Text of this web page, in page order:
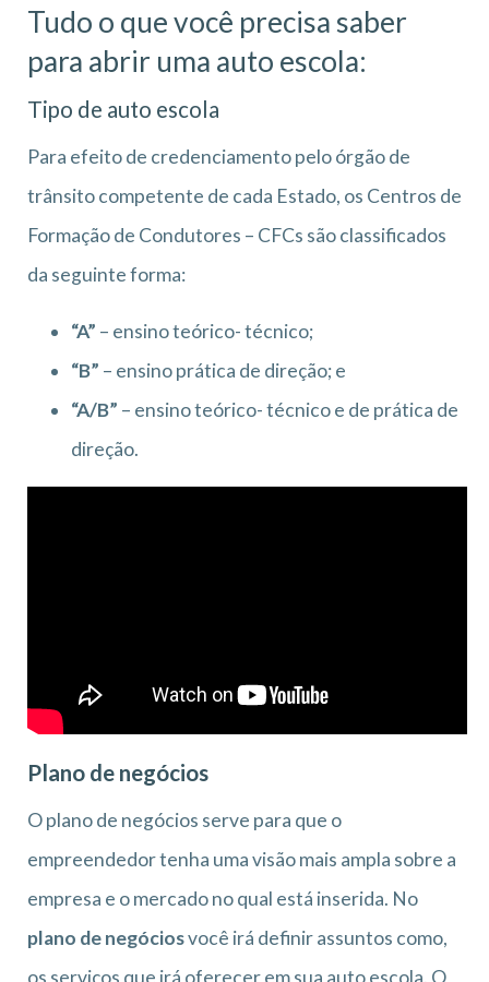
Tudo o que você precisa saber
para abrir uma auto escola:
Tipo de auto escola
Para efeito de credenciamento pelo órgão de
trânsito competente de cada Estado, os Centros de
Formação de Condutores – CFCs são classificados
da seguinte forma:
“A” – ensino teórico- técnico;
“B” – ensino prática de direção; e
“A/B” – ensino teórico- técnico e de prática de
direção.
Plano de negócios
O plano de negócios serve para que o
empreendedor tenha uma visão mais ampla sobre a
empresa e o mercado no qual está inserida. No
plano de negóciosvocê irá definir assuntos como,
os serviços que irá oferecer em sua auto escola. O